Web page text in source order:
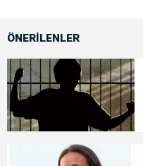
ÖNERİLENLER